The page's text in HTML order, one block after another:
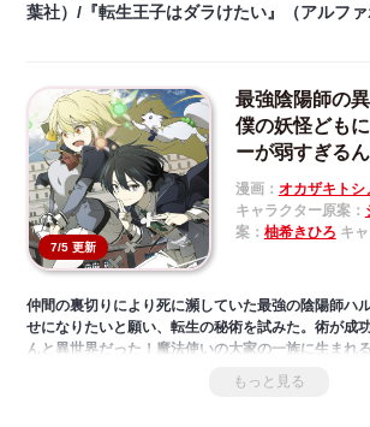
葉社）/『転生王子はダラけたい』（アルファ
7/5 更新
最強陰陽師の
僕の妖怪ども
ーが弱すぎる
漫画： オカザキトシ
キャラクター原案：
案： 柚希きひろ キ
仲間の裏切りにより死に瀕していた最強の陰陽師ハ
せになりたいと願い、転生の秘術を試みた。術が成
んと異世界だった！魔法使いの大家の一族に生まれ
定。しかし、間近で目にした魔法は陰陽術の足下に
れ、魔法いらないんじゃない！？――極めた陰陽術
もっと見る